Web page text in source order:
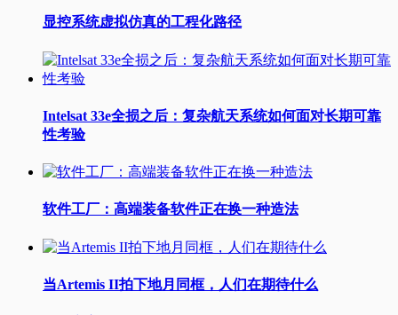
显控系统虚拟仿真的工程化路径
Intelsat 33e全损之后：复杂航天系统如何面对长期可靠
性考验
软件工厂：高端装备软件正在换一种造法
当Artemis II拍下地月同框，人们在期待什么